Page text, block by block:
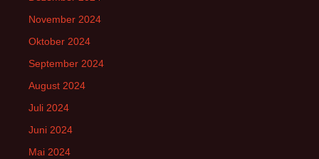
November 2024
Oktober 2024
September 2024
August 2024
Juli 2024
Juni 2024
Mai 2024